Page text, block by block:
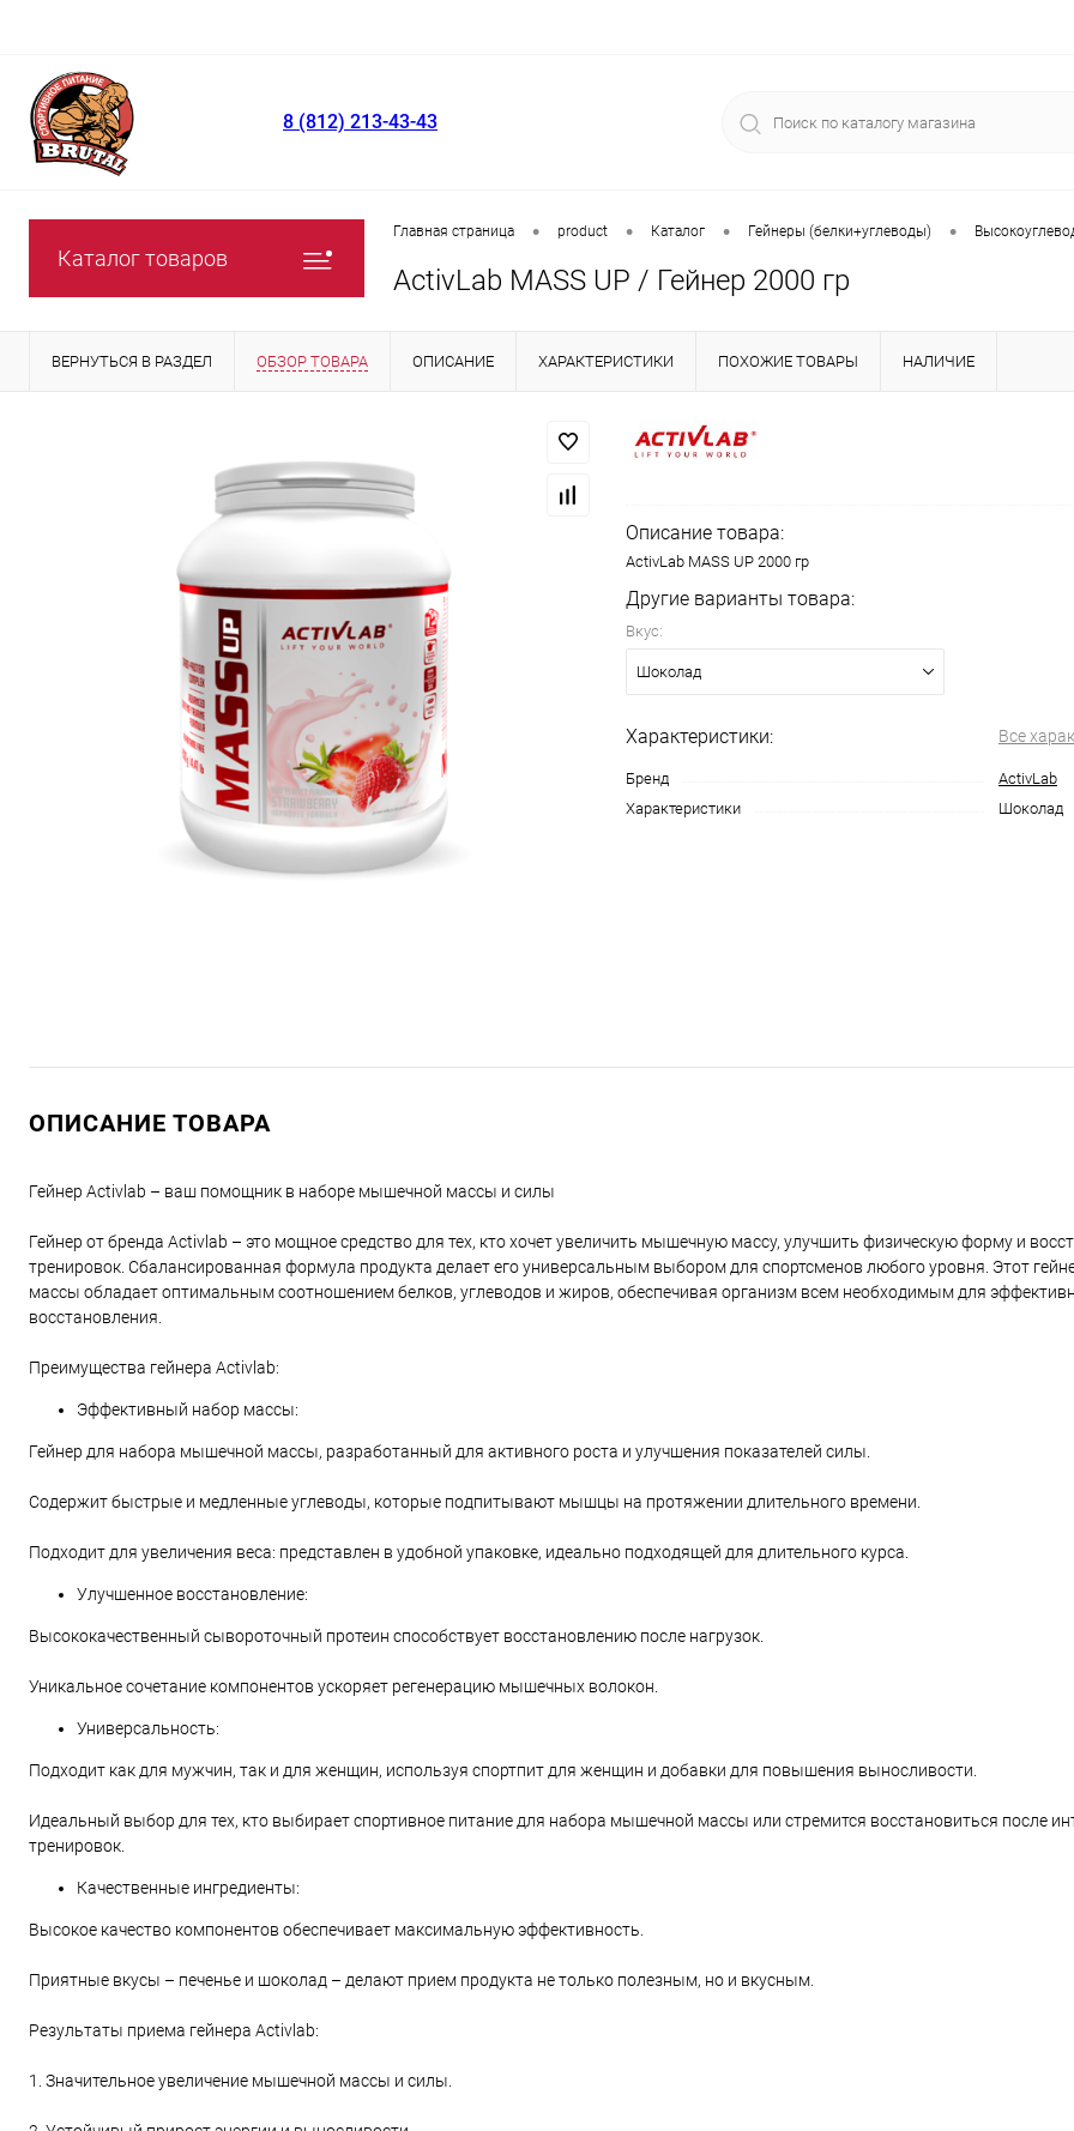
8 (812) 213-43-43
Каталог товаров
Главная страница • product • Каталог • Гейнеры (белки+углеводы) •
ActivLab MASS UP / Гейнер 2000 гр
ВЕРНУТЬСЯ В РАЗДЕЛ ОБЗОР ТОВАРА ОПИСАНИЕ ХАРАКТЕРИСТИКИ ПОХОЖИЕ ТОВАРЫ НАЛИЧИЕ
Описание товара:
ActivLab MASS UP 2000 гр
Другие варианты товара:
Вкус:
Шоколад
Характеристики: Все
Бренд
ActivLab
Характеристики
Шоколад
ОПИСАНИЕ ТОВАРА
Гейнер Activlab – ваш помощник в наборе мышечной массы и силы
Гейнер от бренда Activlab – это мощное средство для тех, кто хочет увеличить мышечную массу, улучшить физическую форму и
тренировок. Сбалансированная формула продукта делает его универсальным выбором для спортсменов любого уровня. Этот
массы обладает оптимальным соотношением белков, углеводов и жиров, обеспечивая организм всем необходимым для
восстановления.
Преимущества гейнера Activlab:
Эффективный набор массы:
Гейнер для набора мышечной массы, разработанный для активного роста и улучшения показателей силы.
Содержит быстрые и медленные углеводы, которые подпитывают мышцы на протяжении длительного времени.
Подходит для увеличения веса: представлен в удобной упаковке, идеально подходящей для длительного курса.
Улучшенное восстановление:
Высококачественный сывороточный протеин способствует восстановлению после нагрузок.
Уникальное сочетание компонентов ускоряет регенерацию мышечных волокон.
Универсальность:
Подходит как для мужчин, так и для женщин, используя спортпит для женщин и добавки для повышения выносливости.
Идеальный выбор для тех, кто выбирает спортивное питание для набора мышечной массы или стремится восстановиться после
тренировок.
Качественные ингредиенты:
Высокое качество компонентов обеспечивает максимальную эффективность.
Приятные вкусы – печенье и шоколад – делают прием продукта не только полезным, но и вкусным.
Результаты приема гейнера Activlab:
1. Значительное увеличение мышечной массы и силы.